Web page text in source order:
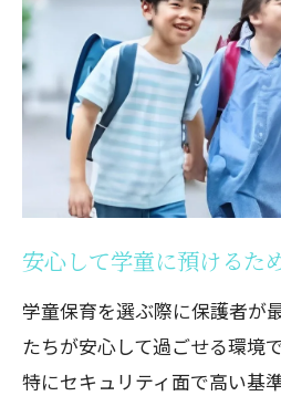
安心して学童に預けるた
学童保育を選ぶ際に保護者が
たちが安心して過ごせる環境
特にセキュリティ面で高い基